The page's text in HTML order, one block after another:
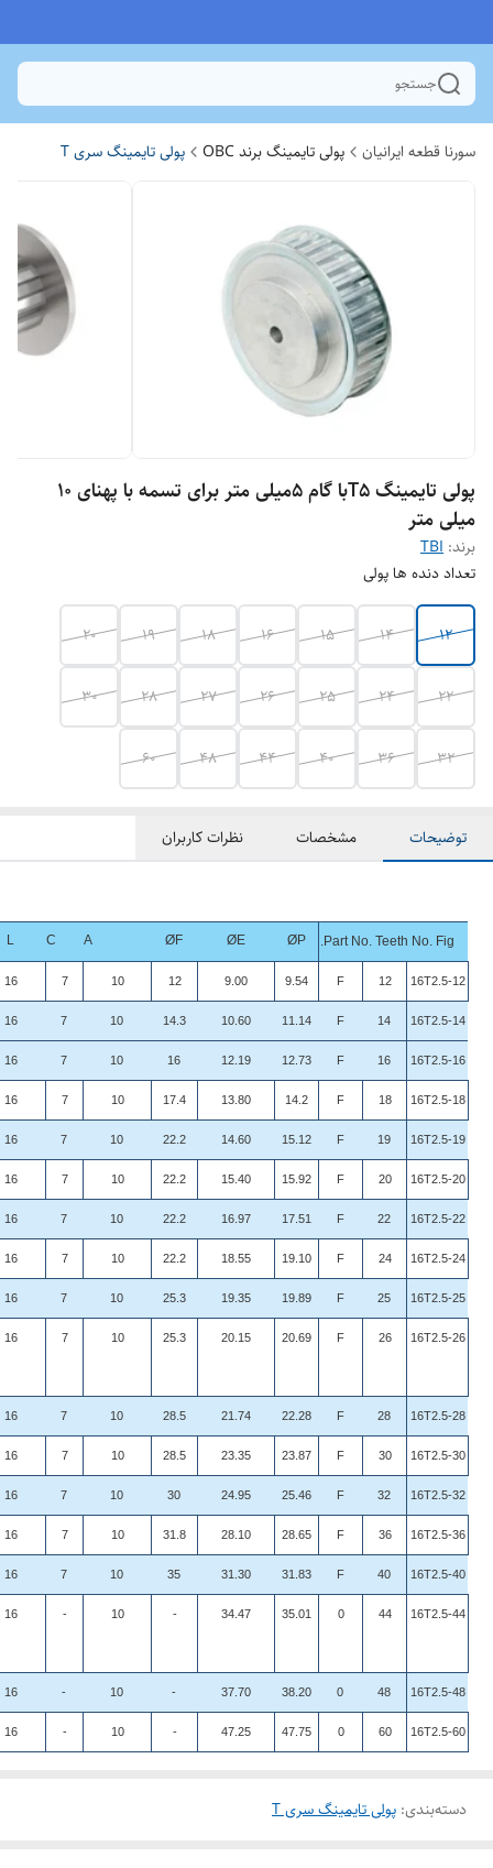
جستجو
سورنا قطعه ایرانیان پولی تایمینگ برند OBC پولی تایمینگ سری T
پولی تایمینگ T5با گام 5میلی متر برای تسمه با پهنای 10
میلی متر
برند: TBI
تعداد دنده ها پولی
12
14
15
16
18
19
20
22
24
25
26
27
28
30
32
36
40
44
48
60
توضیحات مشخصات نظرات کاربران
Part No. Teeth No. Fig.
ØP
ØE
ØF
A
C
L
16T2.5-12
12
F
9.54
9.00
12
10
7
16
16T2.5-14
14
F
11.14
10.60
14.3
10
7
16
16T2.5-16
16
F
12.73
12.19
16
10
7
16
16T2.5-18
18
F
14.2
13.80
17.4
10
7
16
16T2.5-19
19
F
15.12
14.60
22.2
10
7
16
16T2.5-20
20
F
15.92
15.40
22.2
10
7
16
16T2.5-22
22
F
17.51
16.97
22.2
10
7
16
16T2.5-24
24
F
19.10
18.55
22.2
10
7
16
16T2.5-25
25
F
19.89
19.35
25.3
10
7
16
16T2.5-26
26
F
20.69
20.15
25.3
10
7
16
16T2.5-28
28
F
22.28
21.74
28.5
10
7
16
16T2.5-30
30
F
23.87
23.35
28.5
10
7
16
16T2.5-32
32
F
25.46
24.95
30
10
7
16
16T2.5-36
36
F
28.65
28.10
31.8
10
7
16
16T2.5-40
40
F
31.83
31.30
35
10
7
16
16T2.5-44
44
0
35.01
34.47
-
10
-
16
16T2.5-48
48
0
38.20
37.70
-
10
-
16
16T2.5-60
60
0
47.75
47.25
-
10
-
16
دسته‌بندی: پولی تایمینگ سری T